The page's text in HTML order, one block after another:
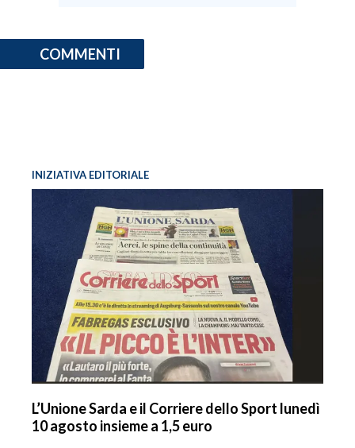
COMMENTI
INIZIATIVA EDITORIALE
L’Unione Sarda e il Corriere dello Sport lunedì
10 agosto insieme a 1,5 euro